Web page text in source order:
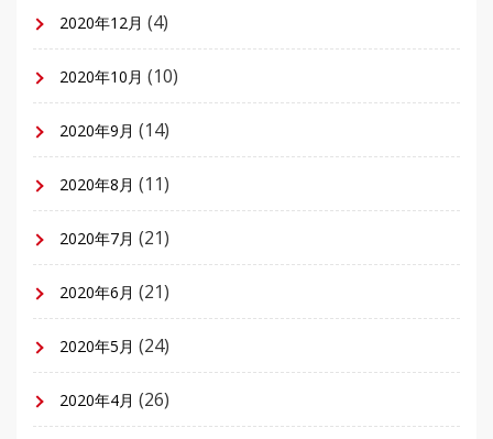
2020年12月 (4)
2020年10月 (10)
2020年9月 (14)
2020年8月 (11)
2020年7月 (21)
2020年6月 (21)
2020年5月 (24)
2020年4月 (26)